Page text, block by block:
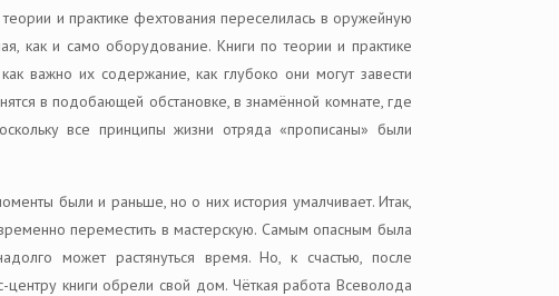
и практике фехтования переселилась в оружейную
как и само оборудование. Книги по теории и практике
важно их содержание, как глубоко они могут завести
в подобающей обстановке, в знамённой комнате, где
все принципы жизни отряда «прописаны» были
были и раньше, но о них история умалчивает. Итак,
переместить в мастерскую. Самым опасным была
может растянуться время. Но, к счастью, после
книги обрели свой дом. Чёткая работа Всеволода